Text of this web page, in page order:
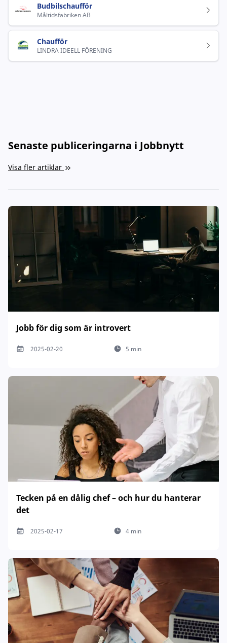
Budbilschaufför
Måltidsfabriken AB
Chaufför
LINDRA IDEELL FÖRENING
Senaste publiceringarna i Jobbnytt
Visa fler artiklar
Jobb för dig som är introvert
2025-02-20 5 min
Tecken på en dålig chef – och hur du hanterar
det
2025-02-17 4 min